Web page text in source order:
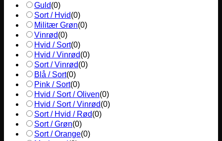
Guld(0)
Sort / Hvid(0)
Militær Grøn(0)
Vinrød(0)
Hvid / Sort(0)
Hvid / Vinrød(0)
Sort / Vinrød(0)
Blå / Sort(0)
Pink / Sort(0)
Hvid / Sort / Oliven(0)
Hvid / Sort / Vinrød(0)
Sort / Hvid / Rød(0)
Sort / Grøn(0)
Sort / Orange(0)